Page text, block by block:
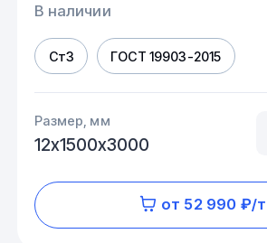
В наличии
Ст3 ГОСТ 19903-2015
Размер, мм
12х1500х3000
от 52 990 ₽/т